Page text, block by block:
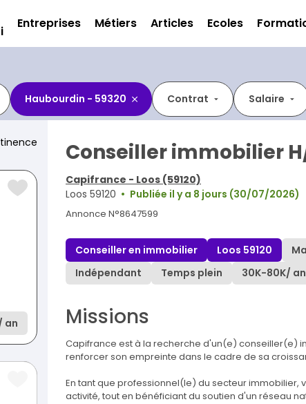
Entreprises Métiers Articles Ecoles
Haubourdin - 59320 Contrat Salaire
an
Conseiller immobilier
Capifrance - Loos (59120)
Loos 59120
Publiée il y a 8 jours (30/07/2026)
Annonce N°8647599
Conseiller en immobilier Loos 59120
Indépendant
Temps plein 30K-80K/ an
Missions
Capifrance est à la recherche d'un(e) conseiller(e)
renforcer son empreinte dans le cadre de sa
En tant que professionnel(le) du secteur
activité, tout en bénéficiant du soutien d'un réseau